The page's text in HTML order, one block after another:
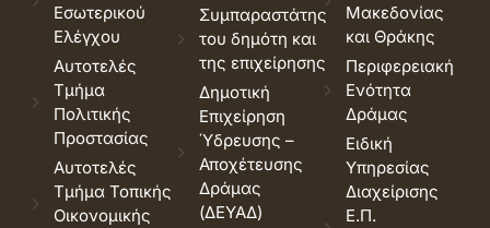
Εσωτερικού
Ελέγχου
Αυτοτελές
Τμήμα
Πολιτικής
Προστασίας
Αυτοτελές
Τμήμα Τοπικής
Οικονομικής
Συμπαραστάτης
του δημότη και
της επιχείρησης
Δημοτική
Επιχείρηση
Ύδρευσης –
Αποχέτευσης
Δράμας
(ΔΕΥΑΔ)
Μακεδονίας
και Θράκης
Περιφερειακή
Ενότητα
Δράμας
Ειδική
Υπηρεσίας
Διαχείρισης
Ε.Π.